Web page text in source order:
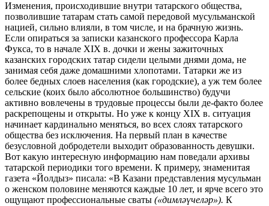
Изменения, происходившие внутри татарского общества,
позволившие татарам стать самой передовой мусульманской
нацией, сильно влияли, в том числе, и на брачную жизнь.
Если опираться за записки казанского профессора Карла
Фукса, то в начале XIX в. дочки и жены зажиточных
казанских городских татар сидели целыми днями дома, не
занимая себя даже домашними хлопотами. Татарки же из
более бедных слоев населения (как городские), а уж тем более
сельские (коих было абсолютное большинство) будучи
активно вовлечены в трудовые процессы были де-факто более
раскрепощены и открыты. Но уже к концу XIX в. ситуация
начинает кардинально меняться, во всех слоях татарского
общества без исключения. На первый план в качестве
безусловной добродетели выходит образованность девушки.
Вот какую интересную информацию нам поведали архивы
татарской периодики того времени. К примеру, знаменитая
газета «Йолдыз» писала: «В Казани представления мусульман
о женском половине меняются каждые 10 лет, и ярче всего это
ощущают профессиональные сваты («димләүчеләр»). К